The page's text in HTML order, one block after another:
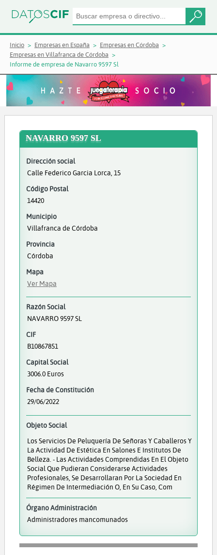
Inicio Empresas en España
Empresas en Córdoba
Empresas en Villafranca de Córdoba
Informe de empresa de Navarro 9597 Sl
NAVARRO 9597 SL
Dirección social
Calle Federico Garcia Lorca, 15
Código Postal
14420
Municipio
Villafranca de Córdoba
Provincia
Córdoba
Mapa
Ver Mapa
Razón Social
NAVARRO 9597 SL
CIF
B10867851
Capital Social
3006.0 Euros
Fecha de Constitución
29/06/2022
Objeto Social
Los Servicios De Peluquería De Señoras Y Caballeros Y
La Actividad De Estética En Salones E Institutos De
Belleza. - Las Actividades Comprendidas En El Objeto
Social Que Pudieran Considerarse Actividades
Profesionales, Se Desarrollaran Por La Sociedad En
Régimen De Intermediación O, En Su Caso, Com
Órgano Administración
Administradores mancomunados